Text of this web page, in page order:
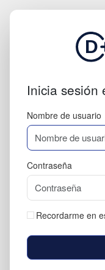
Inicia sesión
Nombre de usuario
Contraseña
Recordarme en